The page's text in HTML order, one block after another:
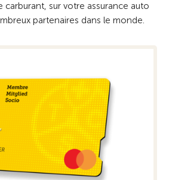
sur votre assurance auto
partenaires dans le monde.